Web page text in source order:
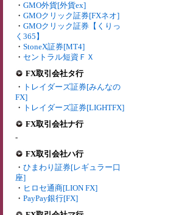
・ GMO外貨[外貨ex]
・ GMOクリック証券[FXネオ]
・ GMOクリック証券【くりっ
く365】
・ StoneX証券[MT4]
・ セントラル短資ＦＸ
FX取引会社タ行
・ トレイダーズ証券[みんなの
FX]
・ トレイダーズ証券[LIGHTFX]
FX取引会社ナ行
-
FX取引会社ハ行
・ ひまわり証券[レギュラー口
座]
・ ヒロセ通商[LION FX]
・ PayPay銀行[FX]